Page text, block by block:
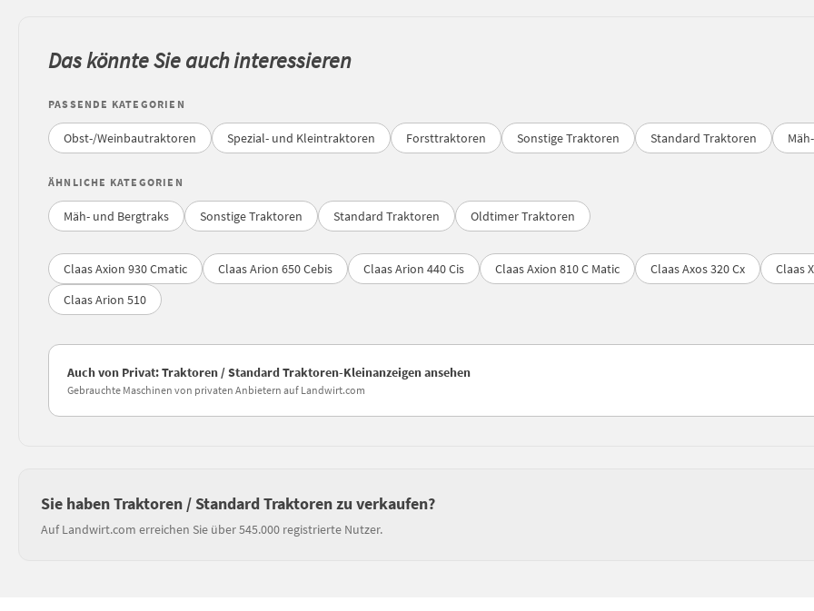
Das könnte Sie auch interessieren
PASSENDE KATEGORIEN
Obst-/Weinbautraktoren Spezial- und Kleintraktoren Forsttraktoren Sonstige Traktoren Standard Traktoren
ÄHNLICHE KATEGORIEN
Mäh- und Bergtraks Sonstige Traktoren Standard Traktoren Oldtimer Traktoren
Claas Axion 930 Cmatic Claas Arion 650 Cebis Claas Arion 440 Cis Claas Axion 810 C Matic Claas Axos 320 Cx Claas
Claas Arion 510
Auch von Privat: Traktoren / Standard Traktoren-Kleinanzeigen ansehen
Gebrauchte Maschinen von privaten Anbietern auf Landwirt.com
Sie haben Traktoren / Standard Traktoren zu verkaufen?
Auf Landwirt.com erreichen Sie über 545.000 registrierte Nutzer.